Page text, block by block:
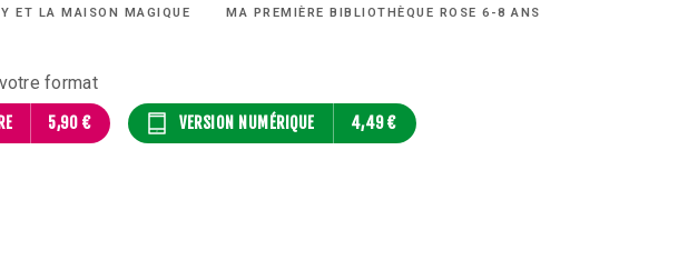
ET LA MAISON MAGIQUE MA PREMIÈRE BIBLIOTHÈQUE ROSE 6-8 ANS
format
5,90 € VERSION NUMÉRIQUE 4,49 €